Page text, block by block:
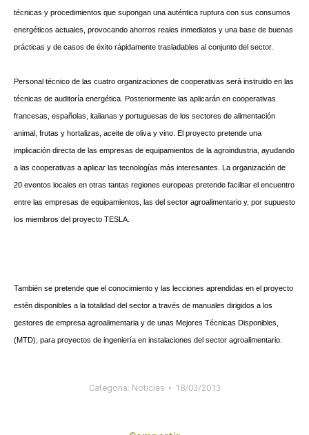
técnicas y procedimientos que supongan una auténtica ruptura con sus consumos
energéticos actuales, provocando ahorros reales inmediatos y una base de buenas
prácticas y de casos de éxito rápidamente trasladables al conjunto del sector.
Personal técnico de las cuatro organizaciones de cooperativas será instruido en las
técnicas de auditoría energética. Posteriormente las aplicarán en cooperativas
francesas, españolas, italianas y portuguesas de los sectores de alimentación
animal, frutas y hortalizas, aceite de oliva y vino. El proyecto pretende una
implicación directa de las empresas de equipamientos de la agroindustria, ayudando
a las cooperativas a aplicar las tecnologías más interesantes. La organización de
20 eventos locales en otras tantas regiones europeas pretende facilitar el encuentro
entre las empresas de equipamientos, las del sector agroalimentario y, por supuesto
los miembros del proyecto TESLA.
También se pretende que el conocimiento y las lecciones aprendidas en el proyecto
estén disponibles a la totalidad del sector a través de manuales dirigidos a los
gestores de empresa agroalimentaria y de unas Mejores Técnicas Disponibles,
(MTD), para proyectos de ingeniería en instalaciones del sector agroalimentario.
Categoria: Noticias 18/03/2013